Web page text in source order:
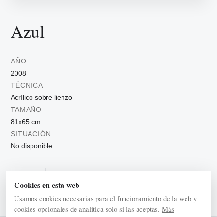
Azul
AÑO
2008
TÉCNICA
Acrílico sobre lienzo
TAMAÑO
81x65 cm
SITUACIÓN
No disponible
Cookies en esta web
Usamos cookies necesarias para el funcionamiento de la web y
cookies opcionales de analítica solo si las aceptas. Más